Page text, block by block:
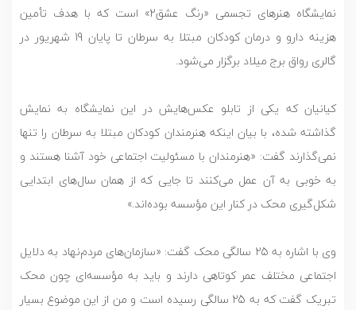
نمایشگاه هنرهای تجسمی «رنگ عشق2» است که با هدف تأمین
هزینه دارو و درمان کودکان مبتلا به سرطان تا پایان 19 شهریور در
گالری رواق برج میلاد برگزار می‌شود.
کیانیان که یکی از تابلو عکس‌هایش در این نمایشگاه به نمایش
گذاشته شده، با بیان اینکه هنرمندان کودکان مبتلا به سرطان را تنها
نمی‌گذارند گفت: «هنرمندان با مسئولیت اجتماعی خود آشنا هستند و
به خوبی به آن عمل می‌کنند تا جایی که از همان سال‌های ابتدایی
شکل‌گیری محک در کنار این مؤسسه بوده‌اند.»
وی با اشاره به 25 سالگی محک گفت: «سازمان‌های مردم‌نهاد به دلایل
اجتماعی مختلف عمر کوتاهی دارند و باید به مؤسسه‌ای چون محک
تبریک گفت که به 25 سالگی رسیده است و من از این موضوع بسیار